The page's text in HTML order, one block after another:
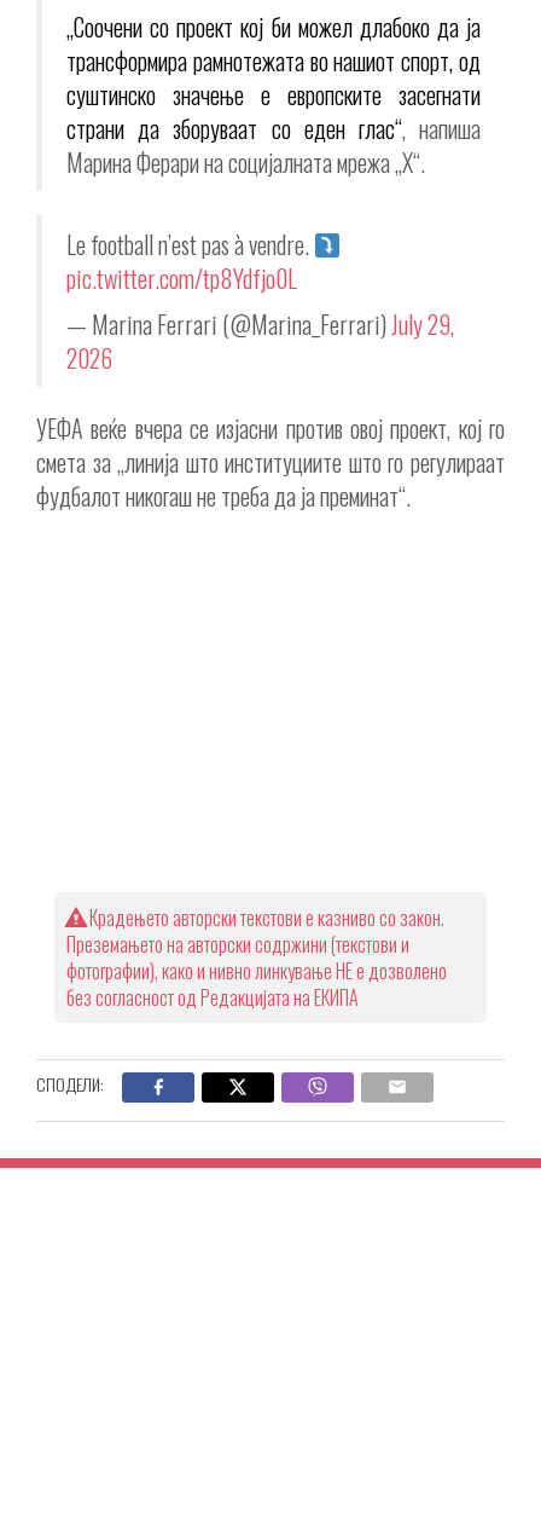
„Соочени со проект кој би можел длабоко да ја
трансформира рамнотежата во нашиот спорт, од
суштинско значење е европските засегнати
страни да зборуваат со еден глас“, напиша
Марина Ферари на социјалната мрежа „X“.
Le football n’est pas à vendre.
pic.twitter.com/tp8Ydfjo0L
— Marina Ferrari (@Marina_Ferrari) July 29,
2026
УЕФА веќе вчера се изјасни против овој проект, кој го
смета за „линија што институциите што го регулираат
фудбалот никогаш не треба да ја преминат“.
Крадењето авторски текстови е казниво со закон.
Преземањето на авторски содржини (текстови и
фотографии), како и нивно линкување НЕ е дозволено
без согласност од Редакцијата на ЕКИПА
СПОДЕЛИ: